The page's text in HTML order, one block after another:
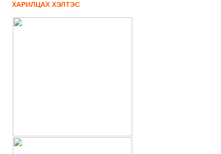
ХАРИЛЦАХ ХЭЛТЭС